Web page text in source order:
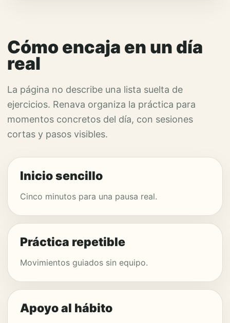
Cómo encaja en un día
real
La página no describe una lista suelta de
ejercicios. Renava organiza la práctica para
momentos concretos del día, con sesiones
cortas y pasos visibles.
Inicio sencillo
Cinco minutos para una pausa real.
Práctica repetible
Movimientos guiados sin equipo.
Apoyo al hábito